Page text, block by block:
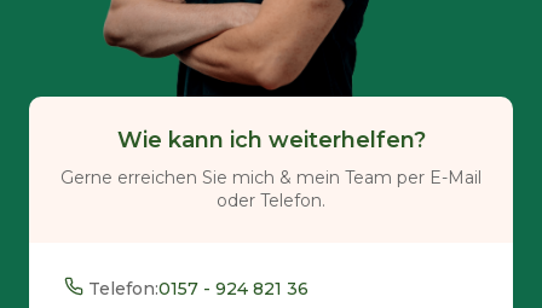
Wie kann ich weiterhelfen?
Gerne erreichen Sie mich & mein Team per E-Mail
oder Telefon.
Telefon:0157 - 924 821 36